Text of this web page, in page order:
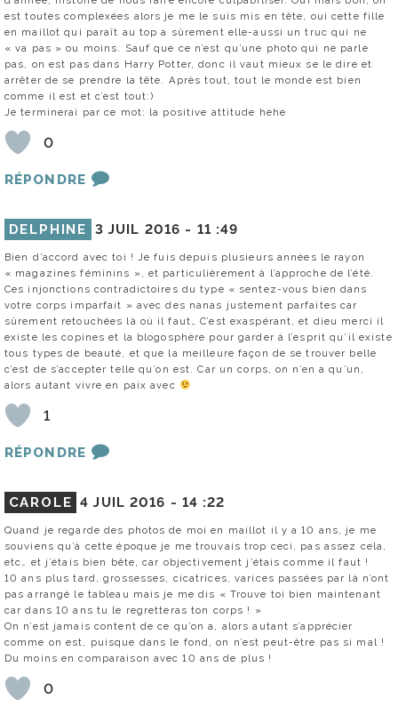
est toutes complexées alors je me le suis mis en tête, oui cette fille
en maillot qui paraît au top a sûrement elle-aussi un truc qui ne
« va pas » ou moins. Sauf que ce n’est qu’une photo qui ne parle
pas, on est pas dans Harry Potter, donc il vaut mieux se le dire et
arrêter de se prendre la tête. Après tout, tout le monde est bien
comme il est et c’est tout:)
Je terminerai par ce mot: la positive attitude hehe
0
RÉPONDRE
DELPHINE 3 JUIL 2016 - 11 :49
Bien d’accord avec toi ! Je fuis depuis plusieurs années le rayon
« magazines féminins », et particulièrement à l’approche de l’été.
Ces injonctions contradictoires du type « sentez-vous bien dans
votre corps imparfait » avec des nanas justement parfaites car
sûrement retouchées là où il faut… C’est exaspérant, et dieu merci il
existe les copines et la blogosphère pour garder à l’esprit qu’il existe
tous types de beauté, et que la meilleure façon de se trouver belle
c’est de s’accepter telle qu’on est. Car un corps, on n’en a qu’un,
alors autant vivre en paix avec
1
RÉPONDRE
CAROLE 4 JUIL 2016 - 14 :22
Quand je regarde des photos de moi en maillot il y a 10 ans, je me
souviens qu’à cette époque je me trouvais trop ceci, pas assez cela,
etc… et j’étais bien bête, car objectivement j’étais comme il faut !
10 ans plus tard, grossesses, cicatrices, varices passées par là n’ont
pas arrangé le tableau mais je me dis « Trouve toi bien maintenant
car dans 10 ans tu le regretteras ton corps ! »
On n’est jamais content de ce qu’on a, alors autant s’apprécier
comme on est, puisque dans le fond, on n’est peut-être pas si mal !
Du moins en comparaison avec 10 ans de plus !
0